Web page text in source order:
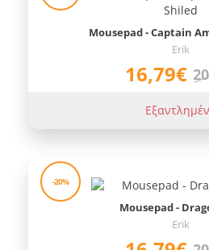
Mousepad - Captain
Erik
16,79€
-20%
Mousepad -
Erik